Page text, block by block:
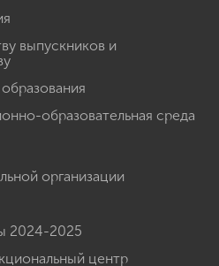
выпускников и
образовательная среда
организации
2024-2025
центр